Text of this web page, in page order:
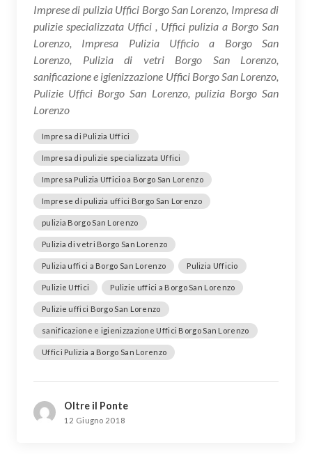
Imprese di pulizia Uffici Borgo San Lorenzo, Impresa di
pulizie specializzata Uffici , Uffici pulizia a Borgo San
Lorenzo, Impresa Pulizia Ufficio a Borgo San
Lorenzo, Pulizia di vetri Borgo San Lorenzo,
sanificazione e igienizzazione Uffici Borgo San Lorenzo,
Pulizie Uffici Borgo San Lorenzo, pulizia Borgo San
Lorenzo
Impresa di Pulizia Uffici
Impresa di pulizie specializzata Uffici
Impresa Pulizia Ufficio a Borgo San Lorenzo
Imprese di pulizia uffici Borgo San Lorenzo
pulizia Borgo San Lorenzo
Pulizia di vetri Borgo San Lorenzo
Pulizia uffici a Borgo San Lorenzo Pulizia Ufficio
Pulizie Uffici Pulizie uffici a Borgo San Lorenzo
Pulizie uffici Borgo San Lorenzo
sanificazione e igienizzazione Uffici Borgo San Lorenzo
Uffici Pulizia a Borgo San Lorenzo
Oltre il Ponte
12 Giugno 2018